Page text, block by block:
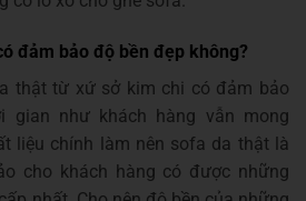
đảm bảo độ bền đẹp không?
thật từ xứ sở kim chi có đảm bảo
gian như khách hàng vẫn mong
liệu chính làm nên sofa da thật là
cho khách hàng có được những